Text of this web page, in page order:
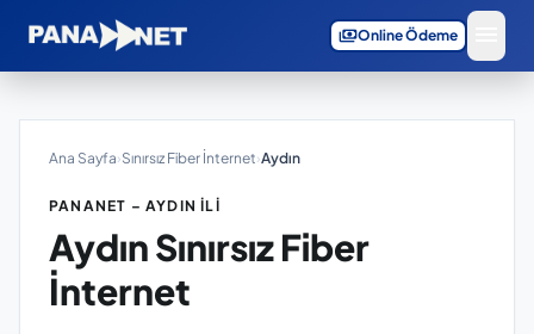
paymentsOnline Ödeme
Ana Sayfa›Sınırsız Fiber İnternet›Aydın
PANANET – AYDIN İLI
AydınSınırsız Fiber
İnternet